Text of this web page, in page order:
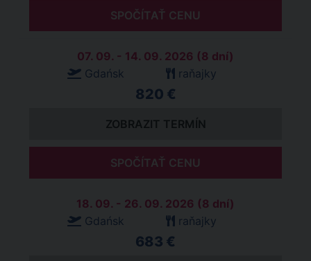
SPOČÍTAŤ CENU
07. 09. - 14. 09. 2026 (8 dní)
Gdańsk
raňajky
820 €
ZOBRAZIT TERMÍN
SPOČÍTAŤ CENU
18. 09. - 26. 09. 2026 (8 dní)
Gdańsk
raňajky
683 €